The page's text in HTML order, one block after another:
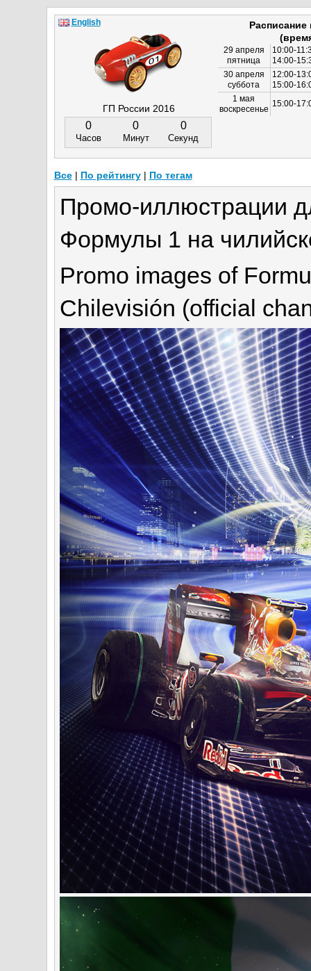
Промо-иллюстрации
Формулы 1 на
Promo images of
Chilevisión (official
ГП России 2016
0
Часов
0
Минут
0
Секунд
29 апреля
пятница
10:00-
14:00-
30 апреля
суббота
12:00-
15:00-
1 мая
воскресенье
15:00-
English
Все| По рейтингу| По тегам